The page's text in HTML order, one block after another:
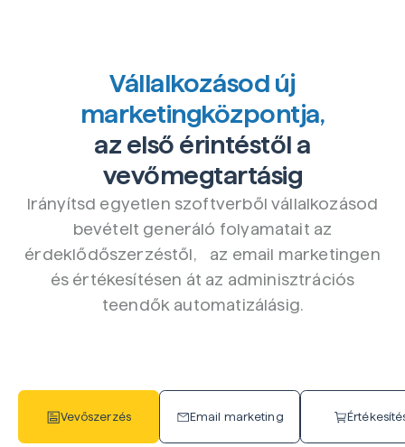
Vállalkozásod új
marketingközpontja,
az első érintéstől a
vevőmegtartásig
Irányítsd egyetlen szoftverből vállalkozásod
bevételt generáló folyamatait az
érdeklődőszerzéstől, az email marketingen
és értékesítésen át az adminisztrációs
teendők automatizálásig.
Vevőszerzés Email marketing